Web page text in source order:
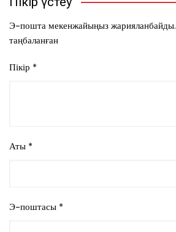
Э-пошта мекенжайыңыз жарияланбайды.
таңбаланған
Пікір *
Аты *
Э-поштасы *